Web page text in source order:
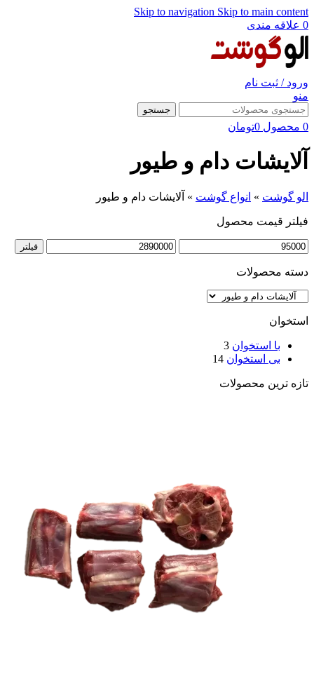
Skip to navigation Skip to main content
0 علاقه مندی
ورود / ثبت نام
منو
جستجو
0 محصول 0تومان
آلایشات دام و طیور
الو گوشت » انواع گوشت » آلایشات دام و طیور
فیلتر قیمت محصول
حداقل
حداکثر
فیلتر
دسته محصولات
استخوان
با استخوان 3
بی استخوان 14
تازه ترین محصولات